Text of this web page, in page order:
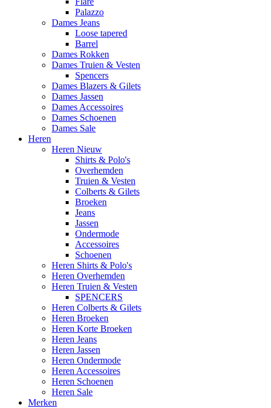
Palazzo
Dames Jeans
Loose tapered
Barrel
Dames Rokken
Dames Truien & Vesten
Spencers
Dames Blazers & Gilets
Dames Jassen
Dames Accessoires
Dames Schoenen
Dames Sale
Heren
Heren Nieuw
Shirts & Polo's
Overhemden
Truien & Vesten
Colberts & Gilets
Broeken
Jeans
Jassen
Ondermode
Accessoires
Schoenen
Heren Shirts & Polo's
Heren Overhemden
Heren Truien & Vesten
SPENCERS
Heren Colberts & Gilets
Heren Broeken
Heren Korte Broeken
Heren Jeans
Heren Jassen
Heren Ondermode
Heren Accessoires
Heren Schoenen
Heren Sale
Merken